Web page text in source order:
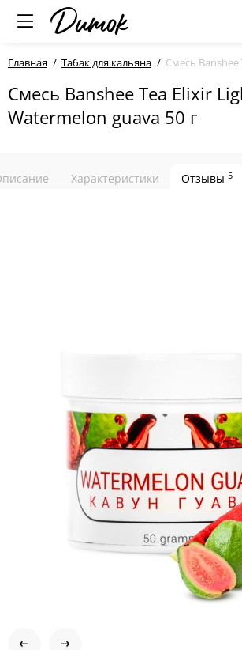
Главная Табак для кальяна Смесь Banshee
Смесь Banshee Tea Elixir
Watermelon guava 50 г
Характеристики Отзывы 5